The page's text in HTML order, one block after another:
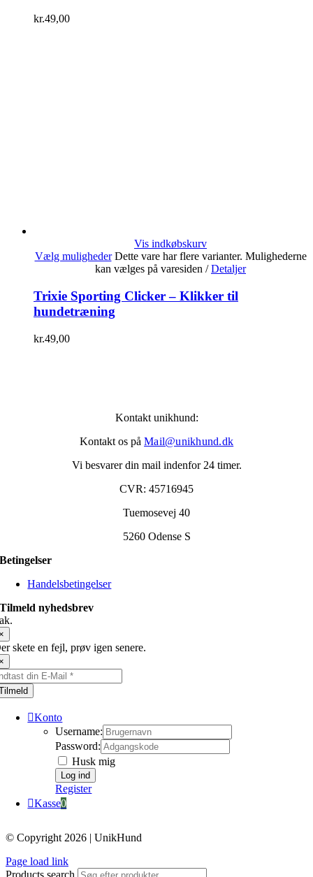
kr.49,00
Vis indkøbskurv
Vælg muligheder Dette vare har flere varianter. Mulighederne
kan vælges på varesiden / Detaljer
Trixie Sporting Clicker – Klikker til
hundetræning
kr.49,00
Kontakt unikhund:
Kontakt os på Mail@unikhund.dk
Vi besvarer din mail indenfor 24 timer.
CVR: 45716945
Tuemosevej 40
5260 Odense S
Betingelser
Handelsbetingelser
Tilmeld nyhedsbrev
skete en fejl, prøv igen senere.
Konto
Username:
Password:
Husk mig
Register
Kasse0
© Copyright 2026 | UnikHund
Page load link
Products search